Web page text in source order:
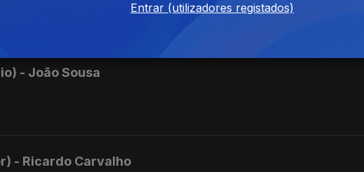
- João Sousa
- Ricardo Carvalho
Entrar (utilizadores registados)